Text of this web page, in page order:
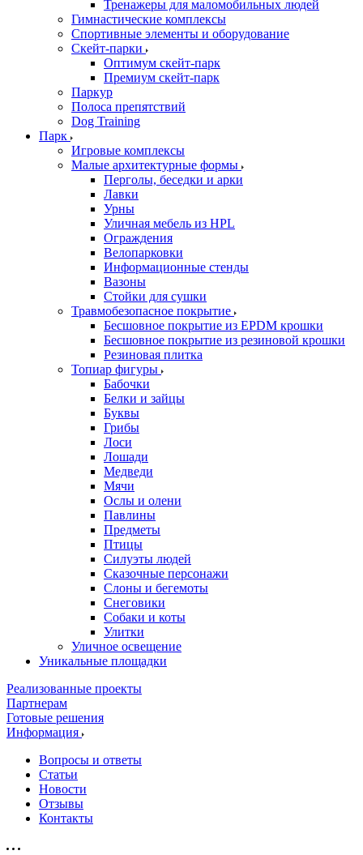
Тренажеры для маломобильных людей
Гимнастические комплексы
Спортивные элементы и оборудование
Скейт-парки
Оптимум скейт-парк
Премиум скейт-парк
Паркур
Полоса препятствий
Dog Training
Парк
Игровые комплексы
Малые архитектурные формы
Перголы, беседки и арки
Лавки
Урны
Уличная мебель из HPL
Ограждения
Велопарковки
Информационные стенды
Вазоны
Стойки для сушки
Травмобезопасное покрытие
Бесшовное покрытие из EPDM крошки
Бесшовное покрытие из резиновой крошки
Резиновая плитка
Топиар фигуры
Бабочки
Белки и зайцы
Буквы
Грибы
Лоси
Лошади
Медведи
Мячи
Ослы и олени
Павлины
Предметы
Птицы
Силуэты людей
Сказочные персонажи
Слоны и бегемоты
Снеговики
Собаки и коты
Улитки
Уличное освещение
Уникальные площадки
Реализованные проекты
Партнерам
Готовые решения
Информация
Вопросы и ответы
Статьи
Новости
Отзывы
Контакты